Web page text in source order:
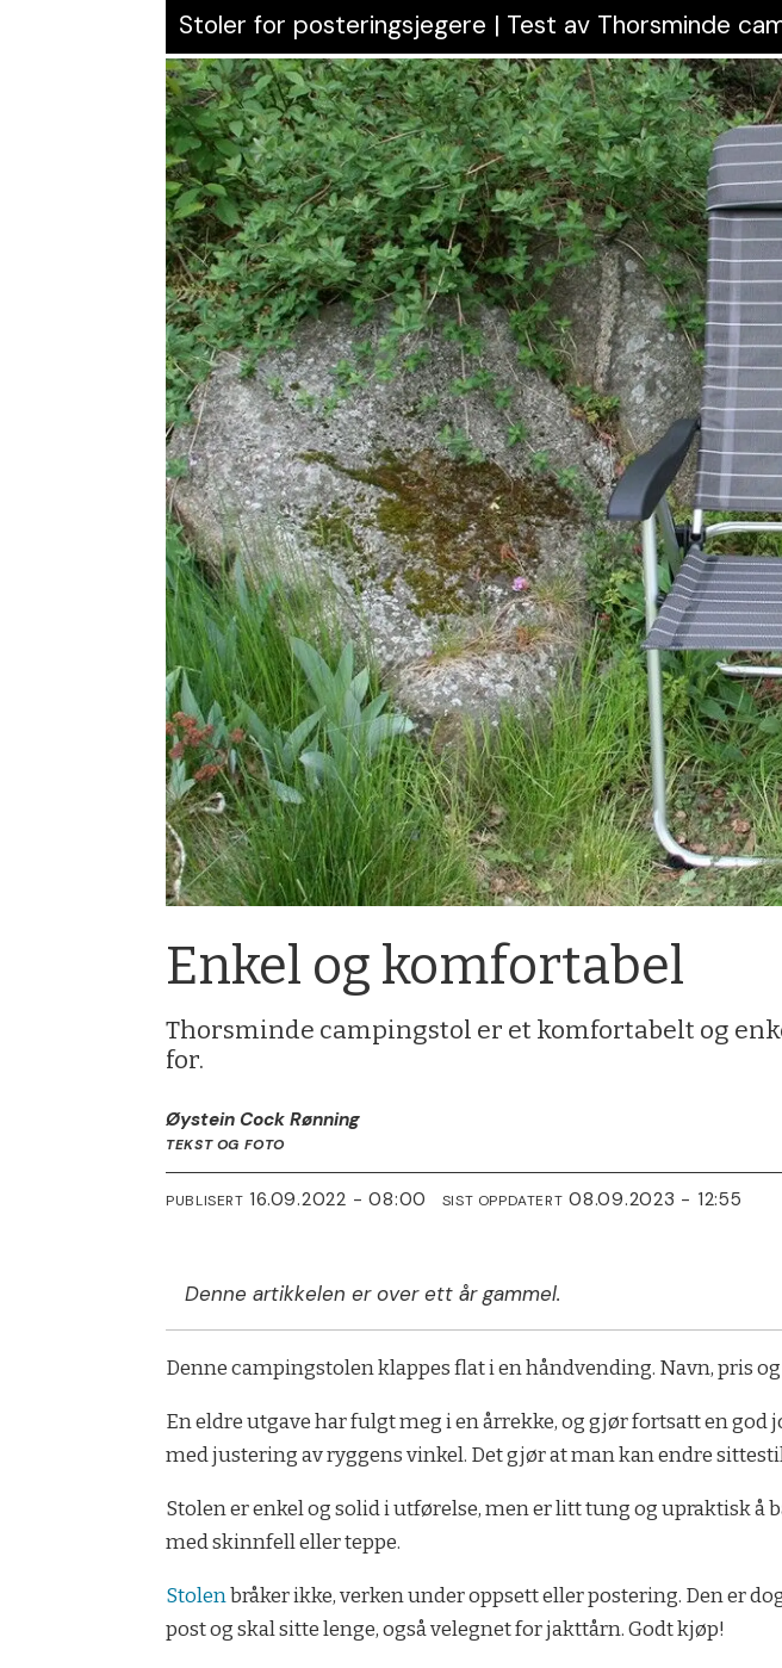
Stoler for posteringsjegere | Test av Thorsminde
Enkel og komfortabel
Thorsminde campingstol er et komfortabelt og
for.
Øystein Cock Rønning
TEKST OG FOTO
PUBLISERT 16.09.2022 - 08:00 SIST OPPDATERT 08.09.2023 - 12:55
Denne artikkelen er over ett år gammel.
Denne campingstolen klappes flat i en håndvending. Navn, pris
En eldre utgave har fulgt meg i en årrekke, og gjør fortsatt en god
med justering av ryggens vinkel. Det gjør at man kan endre
Stolen er enkel og solid i utførelse, men er litt tung og upraktisk
med skinnfell eller teppe.
Stolenbråker ikke, verken under oppsett eller postering. Den er
post og skal sitte lenge, også velegnet for jakttårn. Godt kjøp!